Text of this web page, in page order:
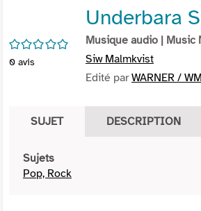
/5
0 avis
Underbara
Musique audio | Music
Siw Malmkvist
Edité parWARNER /
SUJET DESCRIPTION
Sujets
Pop, Rock